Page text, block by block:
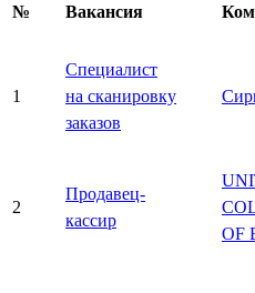
№ Вакансия
1
Специалист
на сканировку
заказов
2
Продавец-
кассир
OF